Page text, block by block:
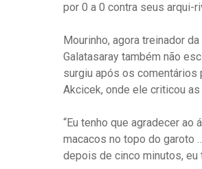
por 0 a 0 contra seus arqui-
Mourinho, agora treinador
Galatasaray também não
surgiu após os comentários
Akcicek, onde ele criticou as
“Eu tenho que agradecer
macacos no topo do garoto
depois de cinco minutos, eu